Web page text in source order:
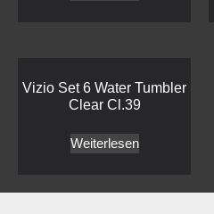
Vizio Set 6 Water Tumbler
Clear Cl.39
Weiterlesen